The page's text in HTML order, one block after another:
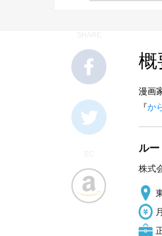
概
漫画
『か
ルー
株式